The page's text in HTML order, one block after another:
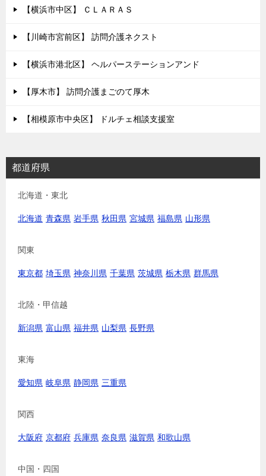
ョ
【横浜市中区】 ＣＬＡＲＡＳ
【川崎市宮前区】 訪問介護ネクスト
【横浜市港北区】 ヘルパーステーションアンド
【厚木市】 訪問介護まごのて厚木
【相模原市中央区】 ドルチェ相談支援室
都道府県
北海道・東北
北海道 青森県 岩手県 秋田県 宮城県 福島県 山形県
関東
東京都 埼玉県 神奈川県 千葉県 茨城県 栃木県 群馬県
北陸・甲信越
新潟県 富山県 福井県 山梨県 長野県
東海
愛知県 岐阜県 静岡県 三重県
関西
大阪府 京都府 兵庫県 奈良県 滋賀県 和歌山県
中国・四国